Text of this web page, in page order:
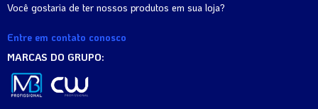
Você gostaria de ter nossos produtos em sua loja?
Entre em contato conosco
MARCAS DO GRUPO: